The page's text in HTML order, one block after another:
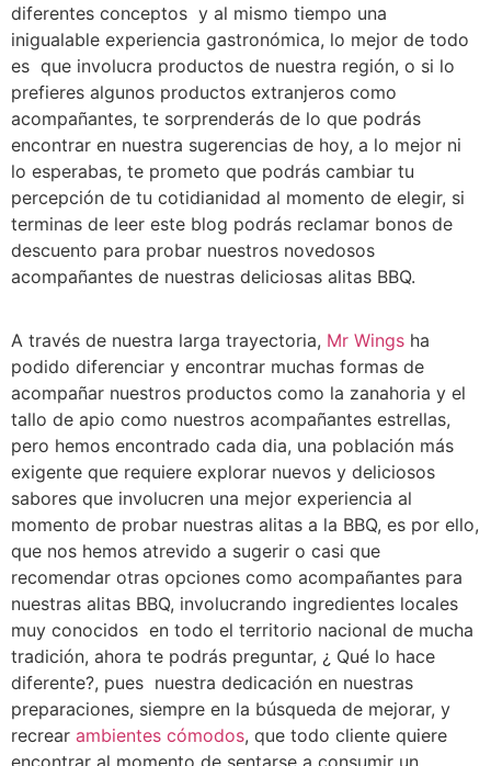
diferentes conceptos y al mismo tiempo una
inigualable experiencia gastronómica, lo mejor de todo
es que involucra productos de nuestra región, o si lo
prefieres algunos productos extranjeros como
acompañantes, te sorprenderás de lo que podrás
encontrar en nuestra sugerencias de hoy, a lo mejor ni
lo esperabas, te prometo que podrás cambiar tu
percepción de tu cotidianidad al momento de elegir, si
terminas de leer este blog podrás reclamar bonos de
descuento para probar nuestros novedosos
acompañantes de nuestras deliciosas alitas BBQ.
A través de nuestra larga trayectoria, Mr Wings ha
podido diferenciar y encontrar muchas formas de
acompañar nuestros productos como la zanahoria y el
tallo de apio como nuestros acompañantes estrellas,
pero hemos encontrado cada dia, una población más
exigente que requiere explorar nuevos y deliciosos
sabores que involucren una mejor experiencia al
momento de probar nuestras alitas a la BBQ, es por ello,
que nos hemos atrevido a sugerir o casi que
recomendar otras opciones como acompañantes para
nuestras alitas BBQ, involucrando ingredientes locales
muy conocidos en todo el territorio nacional de mucha
tradición, ahora te podrás preguntar, ¿ Qué lo hace
diferente?, pues nuestra dedicación en nuestras
preparaciones, siempre en la búsqueda de mejorar, y
recrear ambientes cómodos, que todo cliente quiere